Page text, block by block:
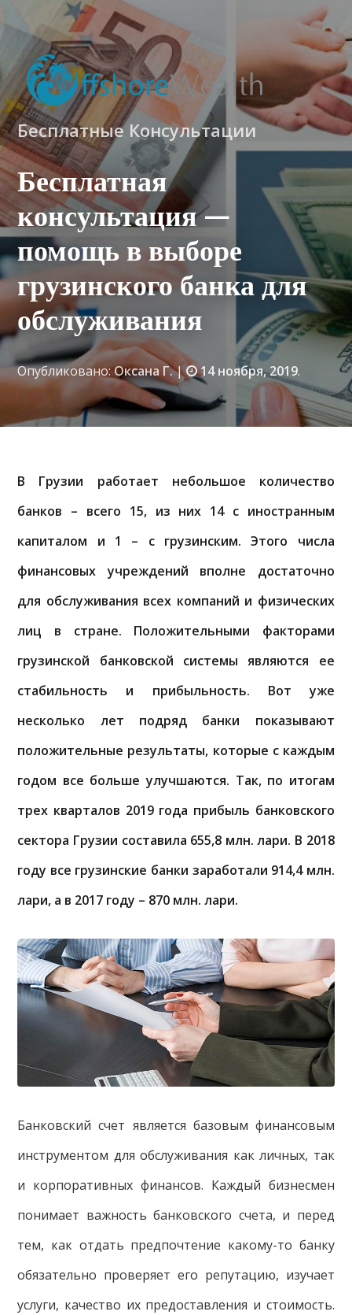
Бесплатные Консультации
Бесплатная
консультация —
помощь в выборе
грузинского банка для
обслуживания
Опубликовано:Оксана Г.| 14 ноября, 2019.
В Грузии работает небольшое количество
банков – всего 15, из них 14 с иностранным
капиталом и 1 – с грузинским. Этого числа
финансовых учреждений вполне достаточно
для обслуживания всех компаний и физических
лиц в стране. Положительными факторами
грузинской банковской системы являются ее
стабильность и прибыльность. Вот уже
несколько лет подряд банки показывают
положительные результаты, которые с каждым
годом все больше улучшаются. Так, по итогам
трех кварталов 2019 года прибыль банковского
сектора Грузии составила 655,8 млн. лари. В 2018
году все грузинские банки заработали 914,4 млн.
лари, а в 2017 году – 870 млн. лари.
Банковский счет является базовым финансовым
инструментом для обслуживания как личных, так
и корпоративных финансов. Каждый бизнесмен
понимает важность банковского счета, и перед
тем, как отдать предпочтение какому-то банку
обязательно проверяет его репутацию, изучает
услуги, качество их предоставления и стоимость.